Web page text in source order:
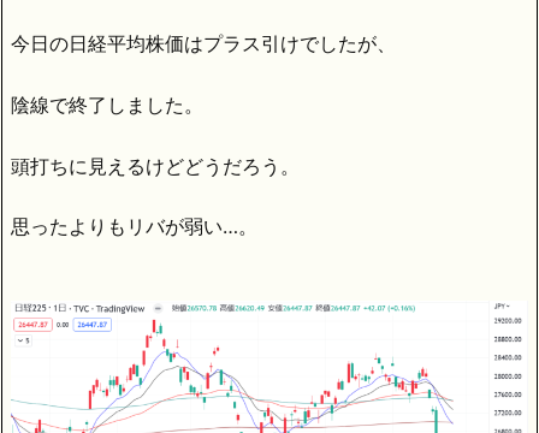
今日の日経平均株価はプラス引けでしたが、
陰線で終了しました。
頭打ちに見えるけどどうだろう。
思ったよりもリバが弱い…。